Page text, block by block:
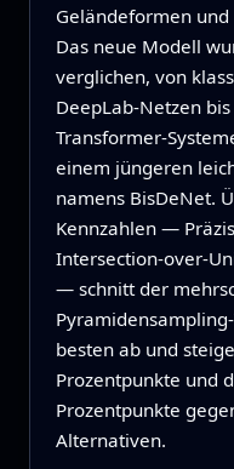
Geländeformen
Das neue Modell
verglichen, von
DeepLab‑Netzen
einem jüngeren
namens BisDeNet.
Kennzahlen —
— schnitt der
besten ab und
Prozentpunkte und
Prozentpunkte
Alternativen.